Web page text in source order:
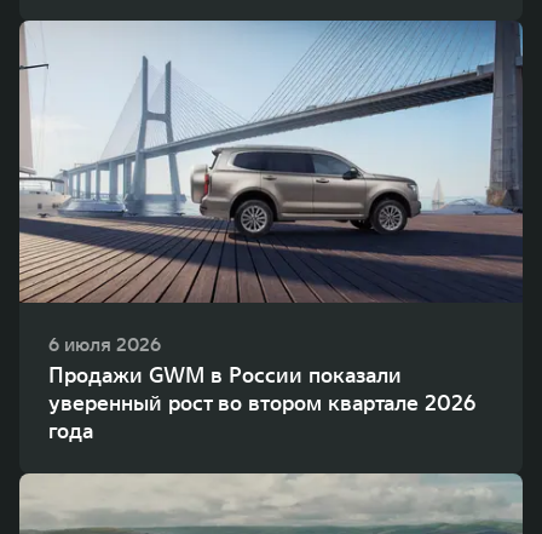
6 июля 2026
Продажи GWM в России показали
уверенный рост во втором квартале 2026
года